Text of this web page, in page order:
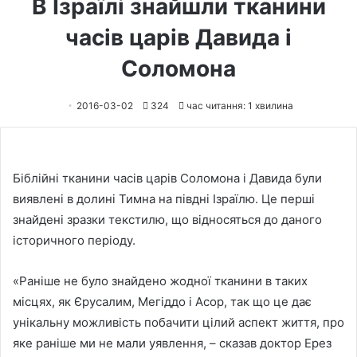
В Ізраїлі знайшли тканини
часів царів Давида і
Соломона
2016-03-02 324 час читання: 1 хвилина
Біблійні тканини часів царів Соломона і Давида були
виявлені в долині Тимна на півдні Ізраїлю. Це перші
знайдені зразки текстилю, що відносяться до даного
історичного періоду.
«Раніше не було знайдено жодної тканини в таких
місцях, як Єрусалим, Мегіддо і Асор, так що це дає
унікальну можливість побачити цілий аспект життя, про
яке раніше ми не мали уявлення, – сказав доктор Ерез